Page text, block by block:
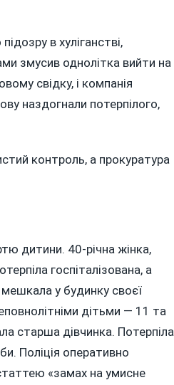
в хуліганстві,
змусив однолітка вийти на
свідку, і компанія
наздогнали потерпілого,
контроль, а прокуратура
дитини. 40-річна жінка,
госпіталізована, а
у будинку своєї
дітьми — 11 та
старша дівчинка. Потерпіла
Поліція оперативно
«замах на умисне